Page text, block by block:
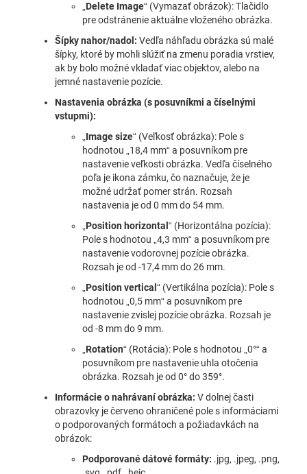
„Delete Image“ (Vymazať obrázok): Tlačidlo
pre odstránenie aktuálne vloženého obrázka.
Šípky nahor/nadol: Vedľa náhľadu obrázka sú malé
šípky, ktoré by mohli slúžiť na zmenu poradia vrstiev,
ak by bolo možné vkladať viac objektov, alebo na
jemné nastavenie pozície.
Nastavenia obrázka (s posuvníkmi a číselnými
vstupmi):
„Image size“ (Veľkosť obrázka): Pole s
hodnotou „18,4 mm“ a posuvníkom pre
nastavenie veľkosti obrázka. Vedľa číselného
poľa je ikona zámku, čo naznačuje, že je
možné udržať pomer strán. Rozsah
nastavenia je od 0 mm do 54 mm.
„Position horizontal “ (Horizontálna pozícia):
Pole s hodnotou „4,3 mm“ a posuvníkom pre
nastavenie vodorovnej pozície obrázka.
Rozsah je od -17,4 mm do 26 mm.
„Position vertical “ (Vertikálna pozícia): Pole s
hodnotou „0,5 mm“ a posuvníkom pre
nastavenie zvislej pozície obrázka. Rozsah je
od -8 mm do 9 mm.
„Rotation“ (Rotácia): Pole s hodnotou „0°“ a
posuvníkom pre nastavenie uhla otočenia
obrázka. Rozsah je od 0° do 359°.
Informácie o nahrávaní obrázka: V dolnej časti
obrazovky je červeno ohraničené pole s informáciami
o podporovaných formátoch a požiadavkách na
obrázok:
Podporované dátové formáty: .jpg, .jpeg, .png,